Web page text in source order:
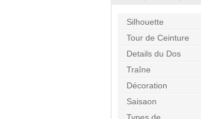
Silhouette
Tour de Ceinture
Details du Dos
Traîne
Décoration
Saisaon